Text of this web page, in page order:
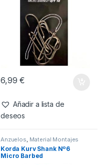
6,99€
Añadir a lista de
deseos
Anzuelos, Material Montajes
Korda Kurv Shank Nº6
Micro Barbed